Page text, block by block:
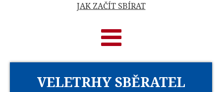
JAK ZAČÍT SBÍRAT
VELETRHY SBĚRATEL